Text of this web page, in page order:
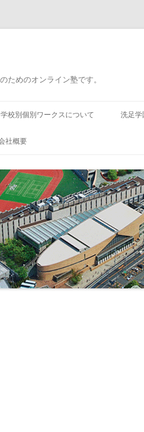
ためのオンライン塾です。
ン
テ
ッ
プ
学校別個別ワークスについて 洗足
社概要